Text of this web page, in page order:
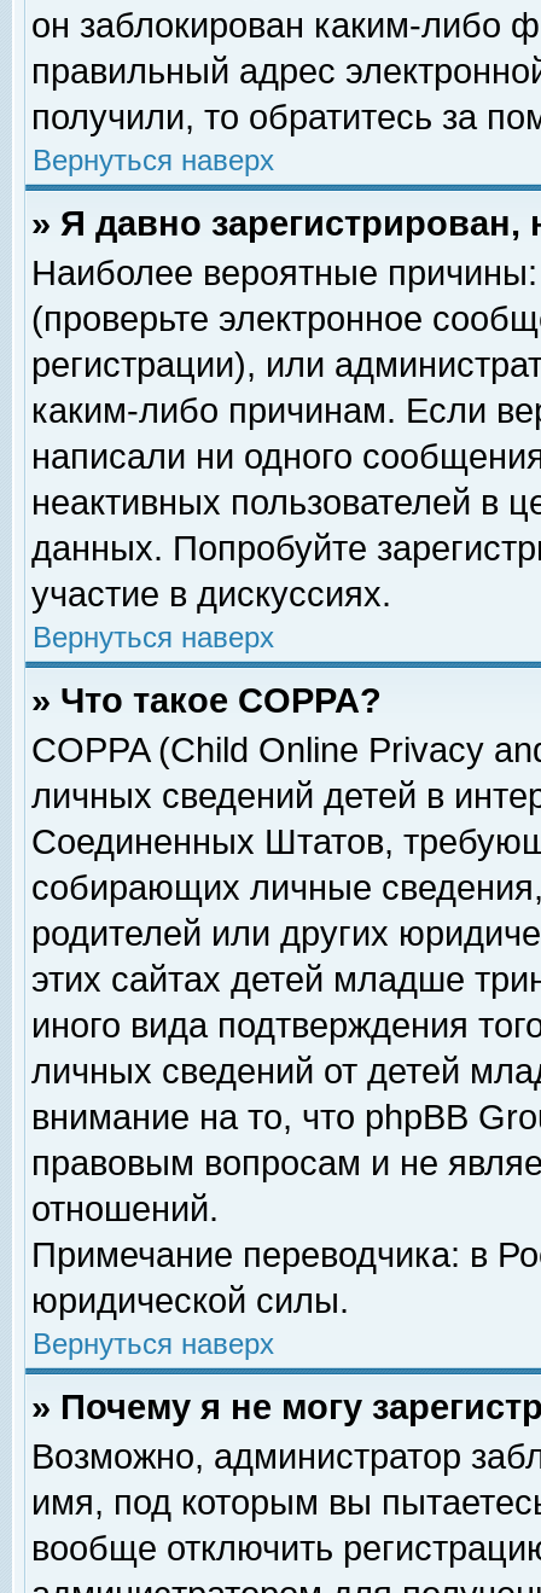
он заблокирован каким-либо
правильный адрес
получили, то обратитесь за
Вернуться наверх
» Я давно
Наиболее вероятные
(проверьте электронное
регистрации), или
каким-либо причинам. Если
написали ни одного
неактивных пользователей в
данных. Попробуйте
участие в дискуссиях.
Вернуться наверх
» Что такое COPPA?
COPPA (Child Online Privacy
личных сведений детей в
Соединенных Штатов,
собирающих личные
родителей или других
этих сайтах детей младше
иного вида подтверждения
личных сведений от детей
внимание на то, что phpBB
правовым вопросам и не
отношений.
Примечание переводчика: в
юридической силы.
Вернуться наверх
» Почему я не могу
Возможно, администратор
имя, под которым вы
вообще отключить